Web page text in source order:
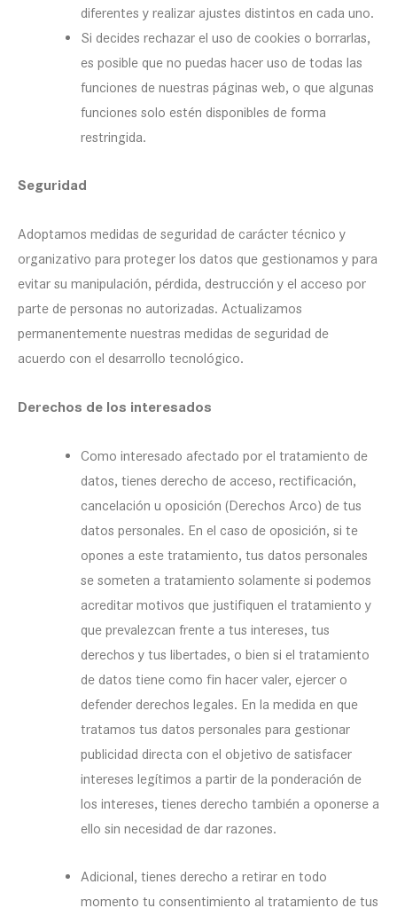
diferentes y realizar ajustes distintos en cada uno.
Si decides rechazar el uso de cookies o borrarlas,
es posible que no puedas hacer uso de todas las
funciones de nuestras páginas web, o que algunas
funciones solo estén disponibles de forma
restringida.
Seguridad
Adoptamos medidas de seguridad de carácter técnico y
organizativo para proteger los datos que gestionamos y para
evitar su manipulación, pérdida, destrucción y el acceso por
parte de personas no autorizadas. Actualizamos
permanentemente nuestras medidas de seguridad de
acuerdo con el desarrollo tecnológico.
Derechos de los interesados
Como interesado afectado por el tratamiento de
datos, tienes derecho de acceso, rectificación,
cancelación u oposición (Derechos Arco) de tus
datos personales. En el caso de oposición, si te
opones a este tratamiento, tus datos personales
se someten a tratamiento solamente si podemos
acreditar motivos que justifiquen el tratamiento y
que prevalezcan frente a tus intereses, tus
derechos y tus libertades, o bien si el tratamiento
de datos tiene como fin hacer valer, ejercer o
defender derechos legales. En la medida en que
tratamos tus datos personales para gestionar
publicidad directa con el objetivo de satisfacer
intereses legítimos a partir de la ponderación de
los intereses, tienes derecho también a oponerse a
ello sin necesidad de dar razones.
Adicional, tienes derecho a retirar en todo
momento tu consentimiento al tratamiento de tus